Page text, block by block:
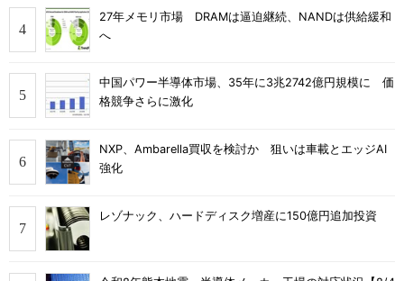
27年メモリ市場 DRAMは逼迫継続、NANDは供給緩和
へ
中国パワー半導体市場、35年に3兆2742億円規模に 価
格競争さらに激化
NXP、Ambarella買収を検討か 狙いは車載とエッジAI
強化
レゾナック、ハードディスク増産に150億円追加投資